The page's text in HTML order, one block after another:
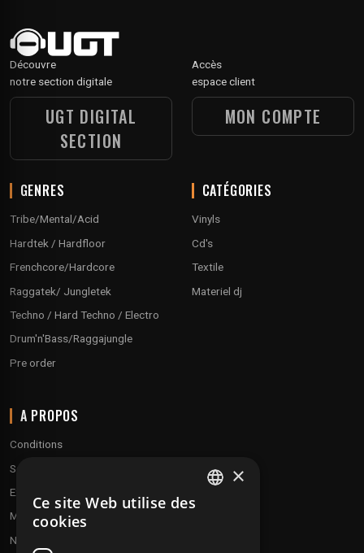
Découvre
notre section digitale
UGT DIGITAL
SECTION
Accès
espace client
MON COMPTE
GENRES
Tribe/Mental/Acid
Hardtek / Hardfloor
Frenchcore/Hardcore
Raggatek/ Jungletek
Techno / Hard Techno / Electro
Drum'n'Bass/Raggajungle
Pre order
CATÉGORIES
Vinyls
Cd's
Textile
Materiel dj
A PROPOS
Conditions
Service client
Expédition & retours
Modes de paiement
Notre programme de fidélité
×
Ce site Web utilise des
cookies